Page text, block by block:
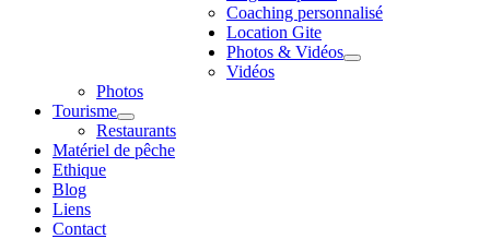
Coaching personnalisé
Location Gite
Photos & Vidéos
Vidéos
Photos
Tourisme
Restaurants
Matériel de pêche
Ethique
Blog
Liens
Contact